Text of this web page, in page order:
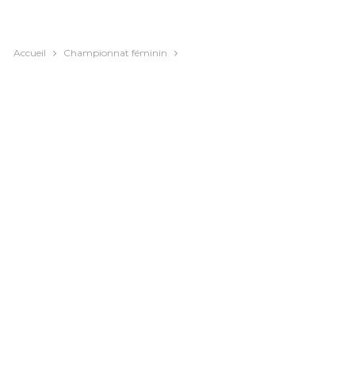
Accueil Championnat féminin